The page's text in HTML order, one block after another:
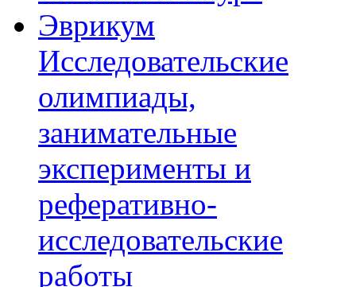
Эврикум
Исследовательские
олимпиады,
занимательные
эксперименты и
реферативно-
исследовательские
работы